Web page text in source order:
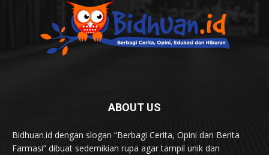
ABOUT US
Bidhuan.id dengan slogan “Berbagi Cerita, Opini dan Berita
Farmasi” dibuat sedemikian rupa agar tampil unik dan